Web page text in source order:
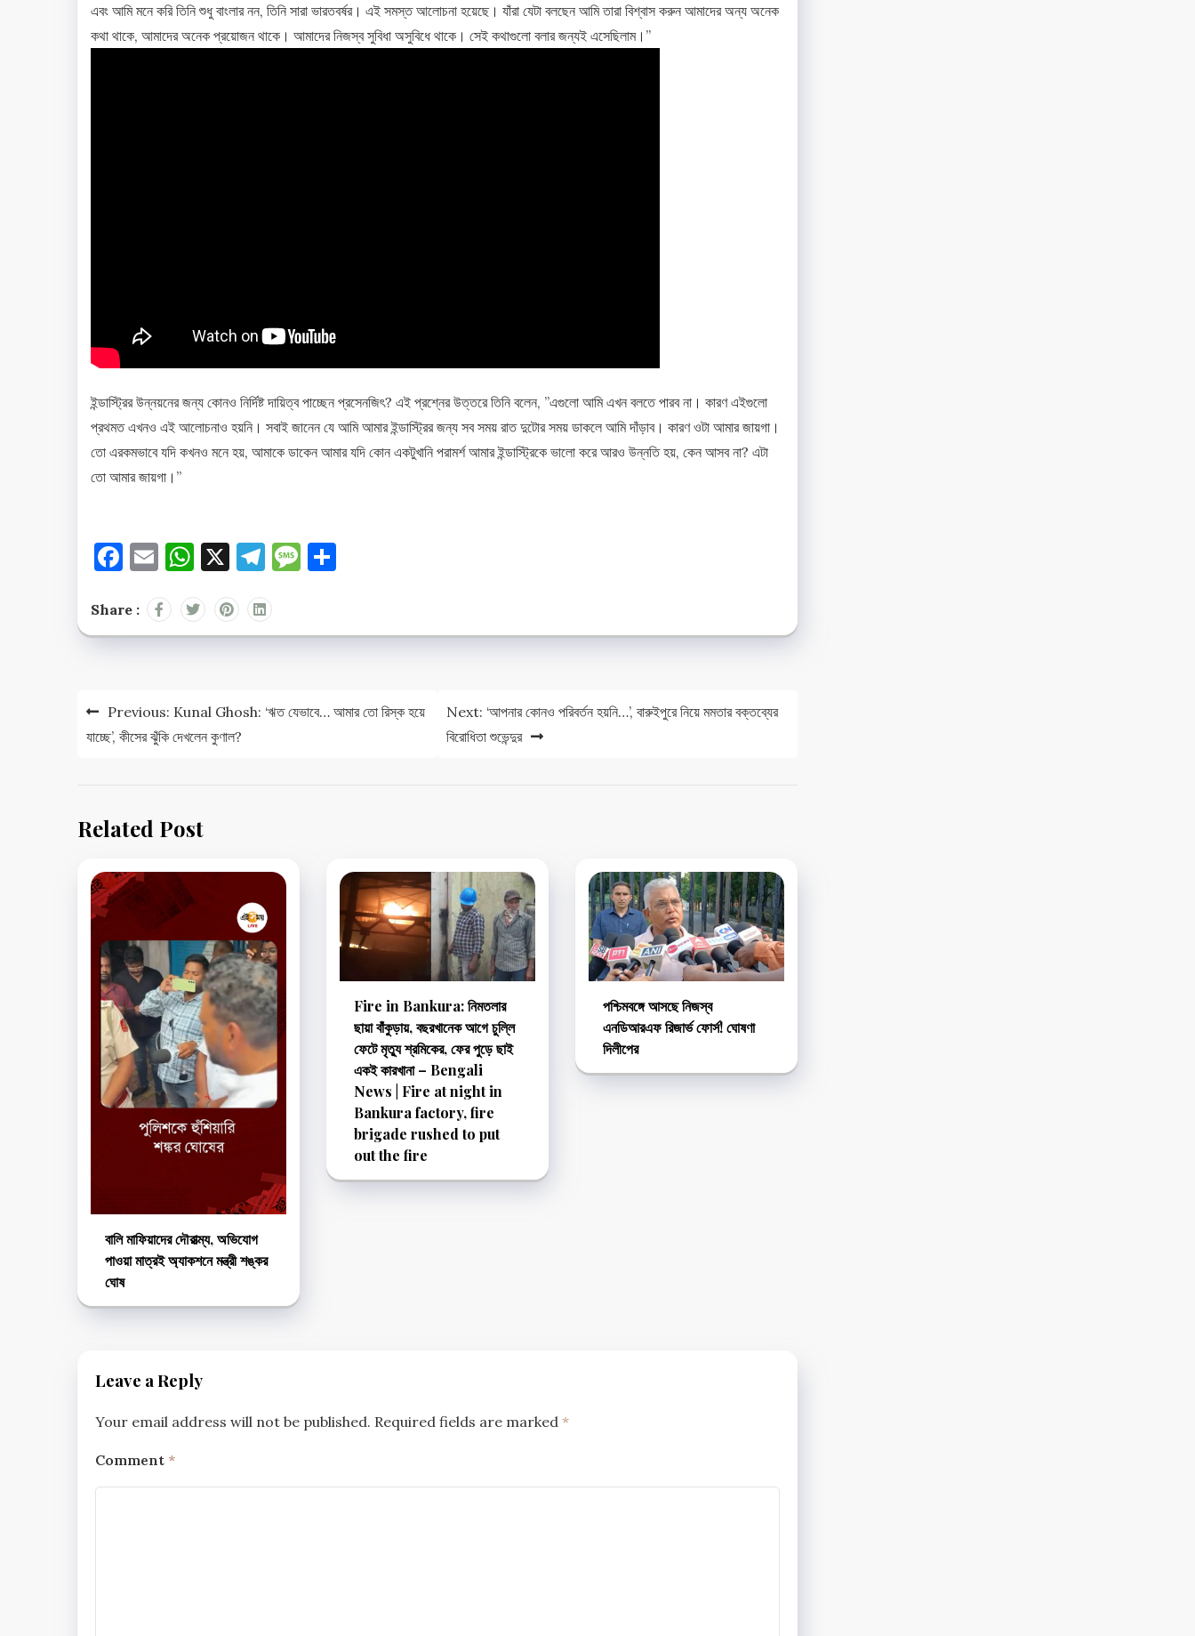
এবং আমি মনে করি তিনি শুধু বাংলার নন, তিনি সারা ভারতবর্ষর। এই সমস্ত আলোচনা হয়েছে। যাঁরা যেটা বলছেন আমি তারা বিশ্বাস করুন আমাদের অন্য অনেক
কথা থাকে, আমাদের অনেক প্রয়োজন থাকে। আমাদের নিজস্ব সুবিধা অসুবিধে থাকে। সেই কথাগুলো বলার জন্যই এসেছিলাম।”
ইন্ডাস্ট্রির উন্নয়নের জন্য কোনও নির্দিষ্ট দায়িত্ব পাচ্ছেন প্রসেনজিৎ? এই প্রশ্নের উত্তরে তিনি বলেন, ”এগুলো আমি এখন বলতে পারব না। কারণ এইগুলো
প্রথমত এখনও এই আলোচনাও হয়নি। সবাই জানেন যে আমি আমার ইন্ডাস্ট্রির জন্য সব সময় রাত দুটোর সময় ডাকলে আমি দাঁড়াব। কারণ ওটা আমার জায়গা।
তো এরকমভাবে যদি কখনও মনে হয়, আমাকে ডাকেন আমার যদি কোন একটুখানি পরামর্শ আমার ইন্ডাস্ট্রিকে ভালো করে আরও উন্নতি হয়, কেন আসব না? এটা
তো আমার জায়গা।”
Facebook
EmailWhatsApp
X Telegram
Message
Share :
Post
navigation
Previous: Kunal Ghosh: ‘ঋত যেভাবে… আমার তো রিস্ক হয়ে
যাচ্ছে’, কীসের ঝুঁকি দেখলেন কুণাল?
Next: ‘আপনার কোনও পরিবর্তন হয়নি…’, বারুইপুরে নিয়ে মমতার বক্তব্যের
বিরোধিতা শুভেন্দুর
Related Post
বালি মাফিয়াদের দৌরাত্ম্য, অভিযোগ
পাওয়া মাত্রই অ্যাকশনে মন্ত্রী শঙ্কর
ঘোষ
Fire in Bankura: নিমতলার
ছায়া বাঁকুড়ায়, বছরখানেক আগে চুল্লি
ফেটে মৃত্যু শ্রমিকের, ফের পুড়ে ছাই
একই কারখানা – Bengali
News | Fire at night in
Bankura factory, fire
brigade rushed to put
out the fire
পশ্চিমবঙ্গে আসছে নিজস্ব
এনডিআরএফ রিজার্ভ ফোর্স! ঘোষণা
দিলীপের
Leave a Reply
Your email address will not be published. Required fields are marked *
Comment *